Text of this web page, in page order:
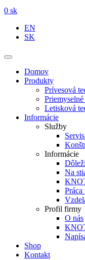
0 sk
EN
SK
Domov
Produkty
Prívesová
Letisková
Informácie
Služby
Informácie
Na
Profil firmy
O nás
Shop
Kontakt